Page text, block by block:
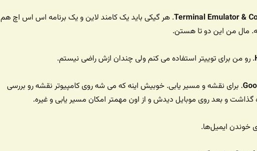
Terminal Emulator &. هر گیکی باید یک کامند لاین و یک برنامه اس اس اچ هم
مال من این دو تا هستن.
. رو من برای توییتر استفاده می کنم ولی چندان ازش راضی نیستم.
. برای نقشه و مسیر یابی. خوبیش اینه که می شه روی کامپیوتر نقشه رو بررسی
گذاشت و بعد روی موبایل دیدش و از اون مهمتر امکان مسیر یابی و غیره.
خوندن ایمیل‌ها.